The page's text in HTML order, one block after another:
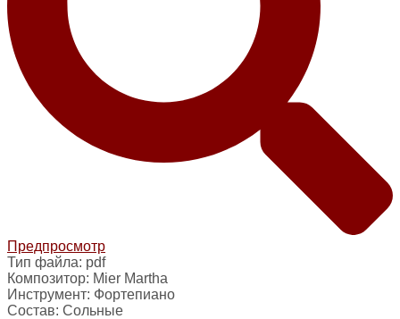
Предпросмотр
Тип файла: pdf
Композитор: Mier Martha
Инструмент: Фортепиано
Состав: Сольные